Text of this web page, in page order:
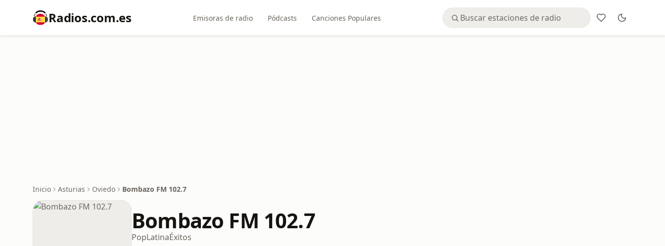
Radios.com.es Emisoras de radio Pódcasts Canciones Populares
Inicio Asturias Oviedo Bombazo FM 102.7
Bombazo FM 102.7
PopLatinaÉxitos